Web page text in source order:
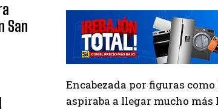
San
Encabezada por figuras
aspiraba a llegar mucho